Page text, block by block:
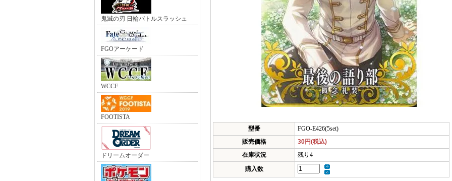
鬼滅の刃 日輪バトルスラッシュ
FGOアーケード
WCCF
FOOTISTA
ドリームオーダー
型番
FGO-E426(5set)
販売価格
30円(税込)
在庫状況
残り4
購入数